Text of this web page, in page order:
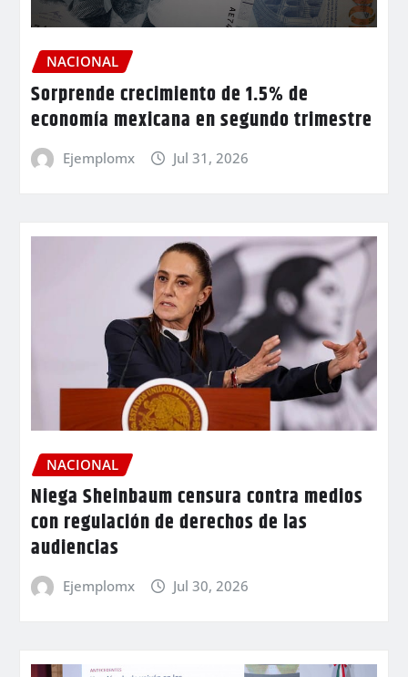
NACIONAL
Sorprende crecimiento de 1.5% de
economía mexicana en segundo trimestre
Ejemplomx Jul 31, 2026
NACIONAL
Niega Sheinbaum censura contra medios
con regulación de derechos de las
audiencias
Ejemplomx Jul 30, 2026